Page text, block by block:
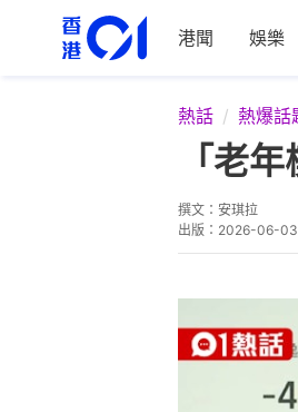
港聞 娛樂
熱話 熱爆話
「老
撰文： 安琪拉
出版： 2026-06-03